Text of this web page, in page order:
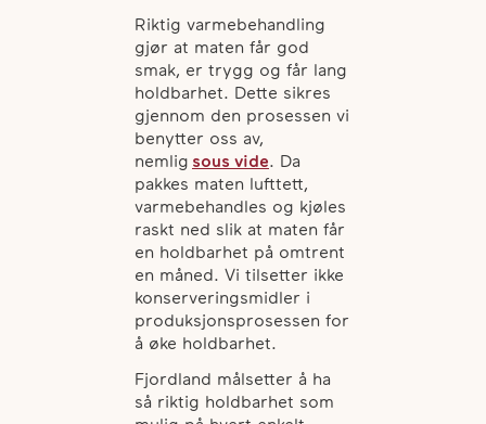
Riktig varmebehandling
gjør at maten får god
smak, er trygg og får lang
holdbarhet. Dette sikres
gjennom den prosessen vi
benytter oss av,
nemlig sous vide. Da
pakkes maten lufttett,
varmebehandles og kjøles
raskt ned slik at maten får
en holdbarhet på omtrent
en måned. Vi tilsetter ikke
konserveringsmidler i
produksjonsprosessen for
å øke holdbarhet.
Fjordland målsetter å ha
så riktig holdbarhet som